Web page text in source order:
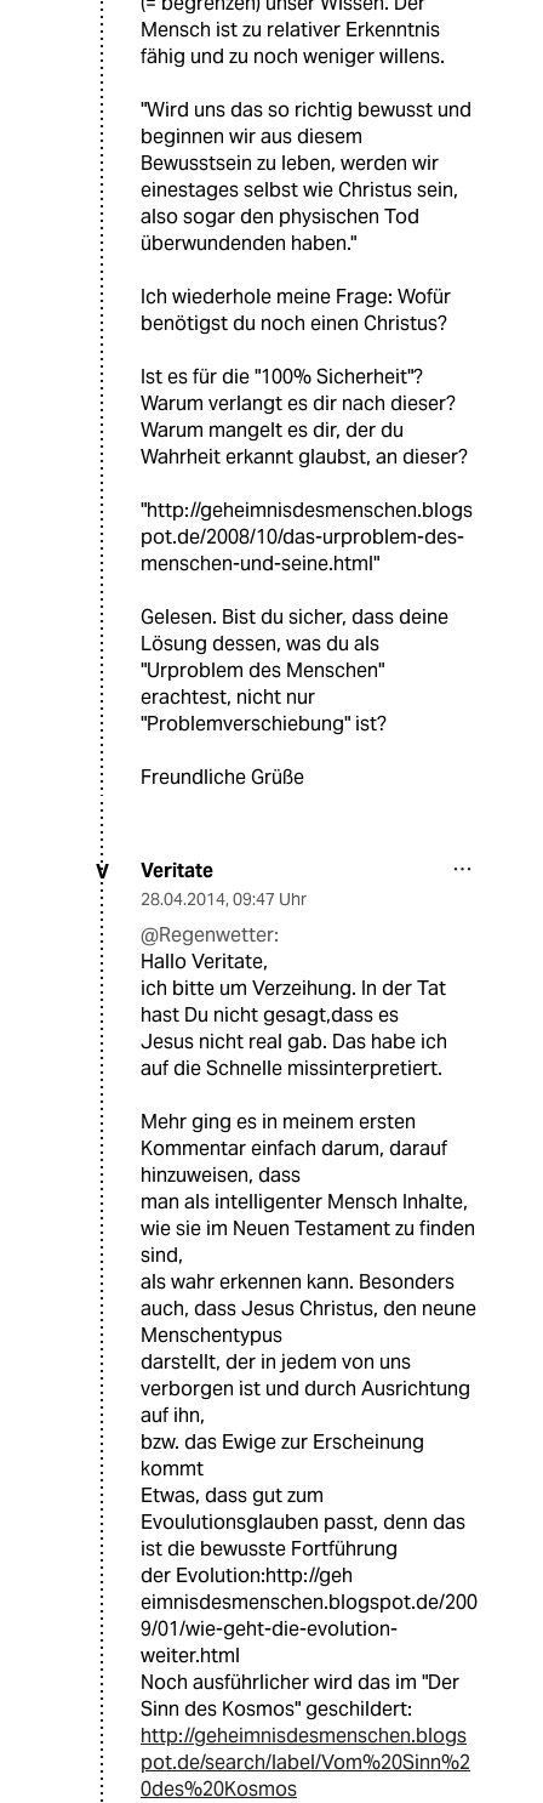
Mensch ist zu relativer Erkenntnis
fähig und zu noch weniger willens.
"Wird uns das so richtig bewusst und
beginnen wir aus diesem
Bewusstsein zu leben, werden wir
einestages selbst wie Christus sein,
also sogar den physischen Tod
überwundenden haben."
Ich wiederhole meine Frage: Wofür
benötigst du noch einen Christus?
Ist es für die "100% Sicherheit"?
Warum verlangt es dir nach dieser?
Warum mangelt es dir, der du
Wahrheit erkannt glaubst, an dieser?
"http://geheimnisdesmenschen.blogs
pot.de/2008/10/das-urproblem-des-
menschen-und-seine.html"
Gelesen. Bist du sicher, dass deine
Lösung dessen, was du als
"Urproblem des Menschen"
erachtest, nicht nur
"Problemverschiebung" ist?
Freundliche Grüße
V Veritate
28.04.2014, 09:47 Uhr
@Regenwetter:
Hallo Veritate,
ich bitte um Verzeihung. In der Tat
hast Du nicht gesagt,dass es
Jesus nicht real gab. Das habe ich
auf die Schnelle missinterpretiert.
Mehr ging es in meinem ersten
Kommentar einfach darum, darauf
hinzuweisen, dass
man als intelligenter Mensch Inhalte,
wie sie im Neuen Testament zu finden
sind,
als wahr erkennen kann. Besonders
auch, dass Jesus Christus, den neune
Menschentypus
darstellt, der in jedem von uns
verborgen ist und durch Ausrichtung
auf ihn,
bzw. das Ewige zur Erscheinung
kommt
Etwas, dass gut zum
Evoulutionsglauben passt, denn das
ist die bewusste Fortführung
der Evolution:http://geh
eimnisdesmenschen.blogspot.de/200
9/01/wie-geht-die-evolution-
weiter.html
Noch ausführlicher wird das im "Der
Sinn des Kosmos" geschildert:
http://geheimnisdesmenschen.blogs
pot.de/search/label/Vom%20Sinn%2
0des%20Kosmos